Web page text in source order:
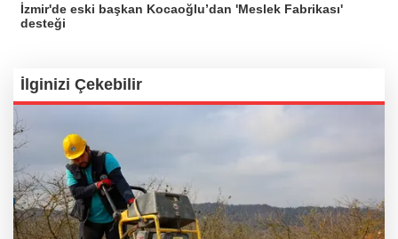
İzmir'de eski başkan Kocaoğlu’dan 'Meslek Fabrikası'
desteği
İlginizi Çekebilir